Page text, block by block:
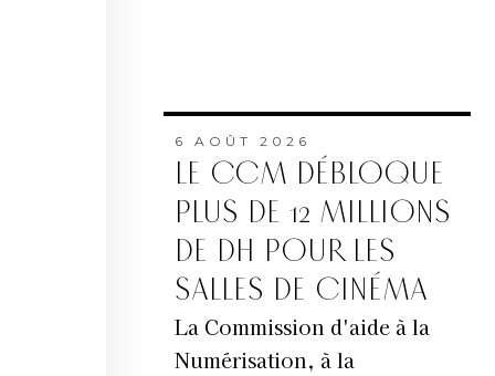
6 AOÛT 2026
LE CCM DÉBLOQUE
PLUS DE 12 MILLIONS
DE DH POUR LES
SALLES DE CINÉMA
La Commission d'aide à la
Numérisation, à la